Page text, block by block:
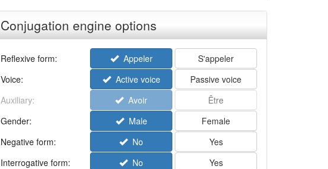
Conjugation engine options
Reflexive form: Appeler
S'appeler
Voice:
Active voice
Passive voice
Auxiliary:
Avoir
Être
Gender:
Male
Female
Negative form:
No
Yes
Interrogative form:
No
Yes